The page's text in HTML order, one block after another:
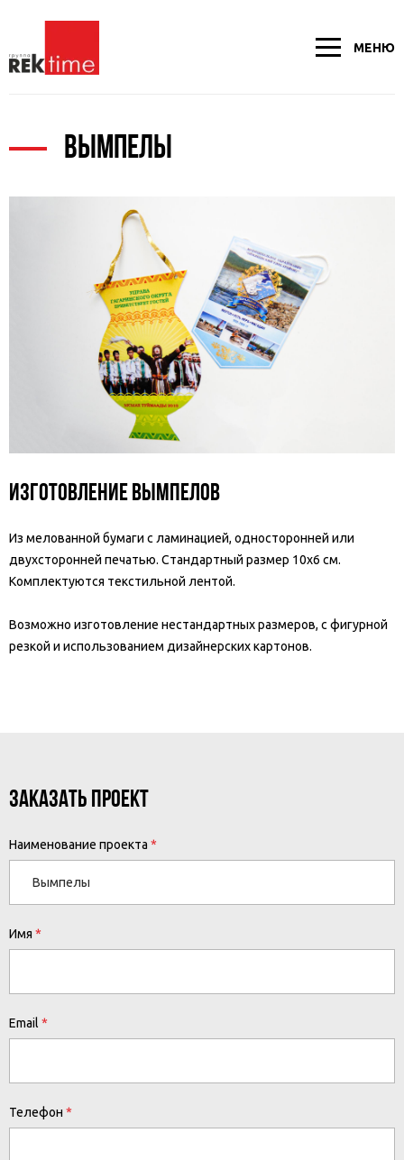
МЕНЮ
ВЫМПЕЛЫ
Изготовление вымпелов
Из мелованной бумаги с ламинацией, односторонней или
двухсторонней печатью. Стандартный размер 10х6 см.
Комплектуются текстильной лентой.
Возможно изготовление нестандартных размеров, с фигурной
резкой и использованием дизайнерских картонов.
ЗАКАЗАТЬ ПРОЕКТ
Наименование проекта
Имя
Email
Телефон